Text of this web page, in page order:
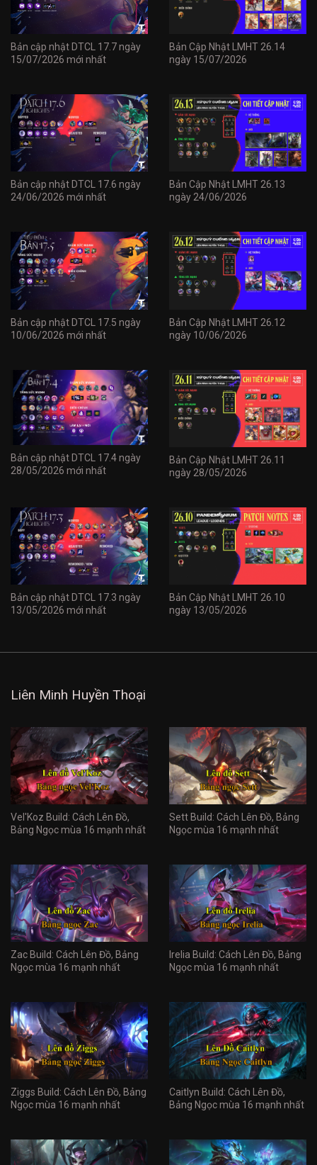
Bản cập nhật DTCL 17.7 ngày
15/07/2026 mới nhất
Bản Cập Nhật LMHT 26.14
ngày 15/07/2026
Bản cập nhật DTCL 17.6 ngày
24/06/2026 mới nhất
Bản Cập Nhật LMHT 26.13
ngày 24/06/2026
Bản cập nhật DTCL 17.5 ngày
10/06/2026 mới nhất
Bản Cập Nhật LMHT 26.12
ngày 10/06/2026
Bản cập nhật DTCL 17.4 ngày
28/05/2026 mới nhất
Bản Cập Nhật LMHT 26.11
ngày 28/05/2026
Bản cập nhật DTCL 17.3 ngày
13/05/2026 mới nhất
Bản Cập Nhật LMHT 26.10
ngày 13/05/2026
Liên Minh Huyền Thoại
Vel'Koz Build: Cách Lên Đồ,
Bảng Ngọc mùa 16 mạnh nhất
Sett Build: Cách Lên Đồ, Bảng
Ngọc mùa 16 mạnh nhất
Zac Build: Cách Lên Đồ, Bảng
Ngọc mùa 16 mạnh nhất
Irelia Build: Cách Lên Đồ, Bảng
Ngọc mùa 16 mạnh nhất
Ziggs Build: Cách Lên Đồ, Bảng
Ngọc mùa 16 mạnh nhất
Caitlyn Build: Cách Lên Đồ,
Bảng Ngọc mùa 16 mạnh nhất